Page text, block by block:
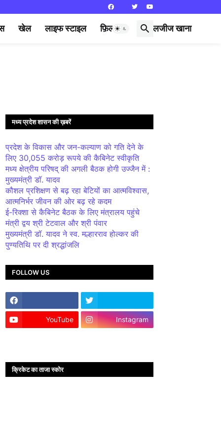
खेल लाइफ स्टाइल फ़िल्मी दुनिया लजीज खाना
मध्य प्रदेश शासन की ख़बरें
प्रदेश के विकास और जन-कल्याण को गति देने के
लिए 30,055 करोड़ रूपये की कैबिनेट स्वीकृति
मध्य क्षेत्रीय परिषद् की अगली बैठक होगी उज्जैन में :
मुख्यमंत्री डॉ. यादव
कौशल प्रशिक्षण से बढ़ रहा बेटियों का आत्मविश्वास,
आत्मनिर्भर जीवन की ओर बढ़ रहे कदम
ई-रिक्शा से कैबिनेट बैठक के लिए मंत्रालय पहुंचे
मंत्री द्वय श्री टेटवाल और श्री पंवार
मुख्यमंत्री डॉ. यादव ने स्व. मल्हारराव होल्कर की
पुण्यतिथि पर दी श्रद्धांजलि
FOLLOW US
YouTube Instagram
क्रिकेट का ताजा स्कोर